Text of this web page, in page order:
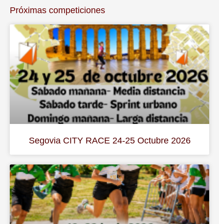
Próximas competiciones
Segovia CITY RACE 24-25 Octubre 2026